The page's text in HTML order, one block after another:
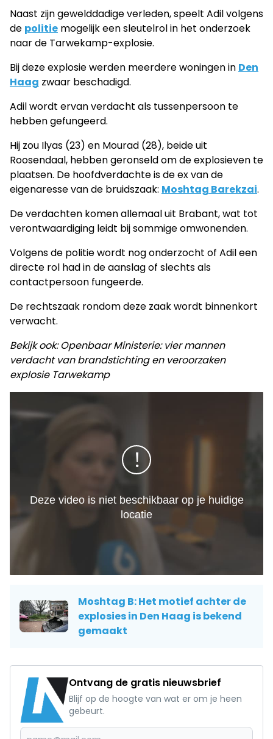
Naast zijn gewelddadige verleden, speelt Adil volgens
de politie mogelijk een sleutelrol in het onderzoek
naar de Tarwekamp-explosie.
Bij deze explosie werden meerdere woningen in Den
Haag zwaar beschadigd.
Adil wordt ervan verdacht als tussenpersoon te
hebben gefungeerd.
Hij zou Ilyas (23) en Mourad (28), beide uit
Roosendaal, hebben geronseld om de explosieven te
plaatsen. De hoofdverdachte is de ex van de
eigenaresse van de bruidszaak: Moshtag Barekzai.
De verdachten komen allemaal uit Brabant, wat tot
verontwaardiging leidt bij sommige omwonenden.
Volgens de politie wordt nog onderzocht of Adil een
directe rol had in de aanslag of slechts als
contactpersoon fungeerde.
De rechtszaak rondom deze zaak wordt binnenkort
verwacht.
Bekijk ook: Openbaar Ministerie: vier mannen
verdacht van brandstichting en veroorzaken
explosie Tarwekamp
Moshtag B: Het motief achter de
explosies in Den Haag is bekend
gemaakt
Ontvang de gratis nieuwsbrief
Blijf op de hoogte van wat er om je heen
gebeurt.